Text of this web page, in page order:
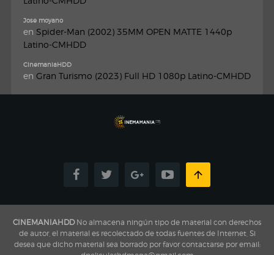
Jose moyano
en Spider-Man (2002) 35MM OPEN MATTE 1440p
Latino-CMHDD
CinemaniaHDD
en Gran Turismo (2023) Full HD 1080p Latino-CMHDD
CINEMANIAHDDNo almacena ningún tipo de material con derechos
de autor, el material es recolectado de todas fuentes de Internet, Si
desea que dicho material sea borrado por favor contactarse por email: